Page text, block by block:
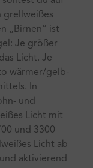
grellweißes
„Birnen“ ist
Je größer
Licht. Je
wärmer/gelb-
In
und
Licht mit
und 3300
Licht ab
aktivierend